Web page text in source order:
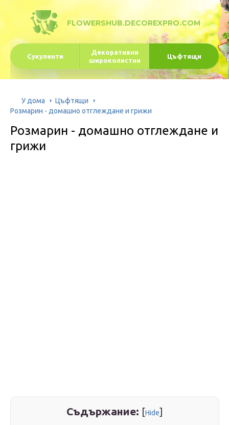
FLOWERSHUB.DECOREXPRO.COM
Сукуленти
Декоративни
широколистни
Цъфтящи
У дома
Цъфтящи
Розмарин - домашно отглеждане и грижи
Розмарин - домашно отглеждане и
грижи
Съдържание: [Hide]